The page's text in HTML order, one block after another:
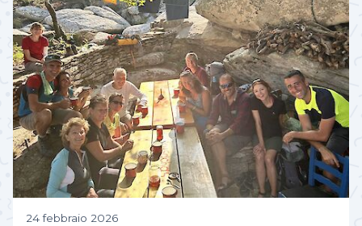
24 febbraio 2026